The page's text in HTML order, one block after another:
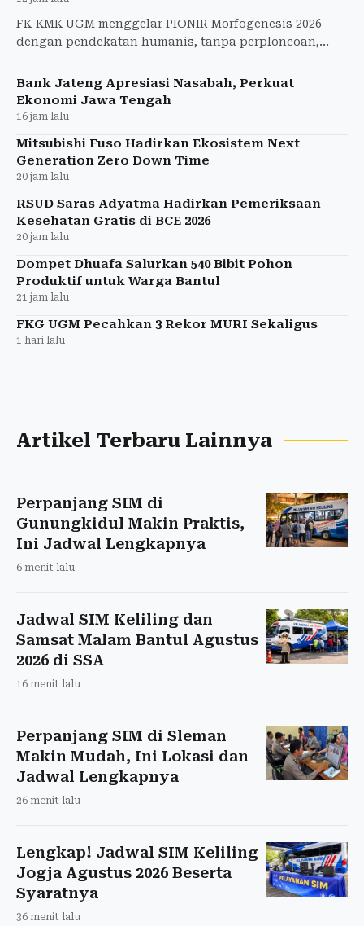
FK-KMK UGM menggelar PIONIR Morfogenesis 2026
dengan pendekatan humanis, tanpa perploncoan,
Bank Jateng Apresiasi Nasabah, Perkuat
Ekonomi Jawa Tengah
16 jam lalu
Mitsubishi Fuso Hadirkan Ekosistem Next
Generation Zero Down Time
20 jam lalu
RSUD Saras Adyatma Hadirkan Pemeriksaan
Kesehatan Gratis di BCE 2026
20 jam lalu
Dompet Dhuafa Salurkan 540 Bibit Pohon
Produktif untuk Warga Bantul
21 jam lalu
FKG UGM Pecahkan 3 Rekor MURI Sekaligus
1 hari lalu
Artikel Terbaru Lainnya
Perpanjang SIM di
Gunungkidul Makin Praktis,
Ini Jadwal Lengkapnya
6 menit lalu
Jadwal SIM Keliling dan
Samsat Malam Bantul Agustus
2026 di SSA
16 menit lalu
Perpanjang SIM di Sleman
Makin Mudah, Ini Lokasi dan
Jadwal Lengkapnya
26 menit lalu
Lengkap! Jadwal SIM Keliling
Jogja Agustus 2026 Beserta
Syaratnya
36 menit lalu